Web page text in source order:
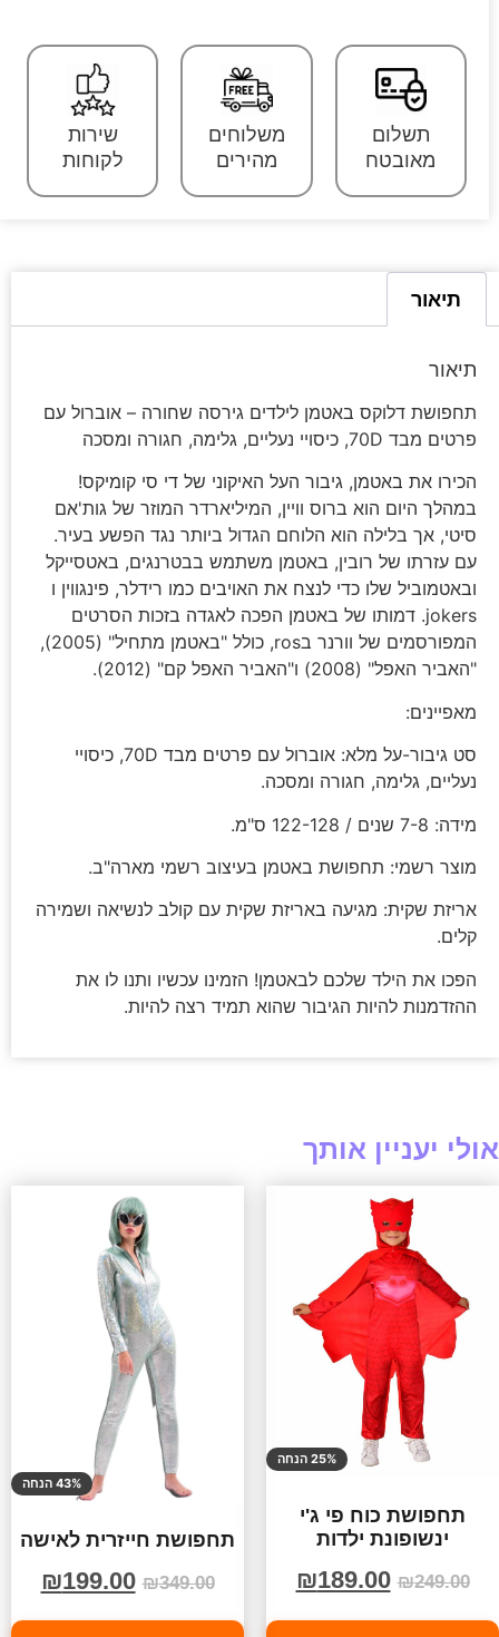
תשלום
מאובטח
משלוחים
מהירים
שירות
לקוחות
תיאור
תיאור
תחפושת דלוקס באטמן לילדים גירסה שחורה – אוברול עם
פרטים מבד 70D, כיסויי נעליים, גלימה, חגורה ומסכה
הכירו את באטמן, גיבור העל האיקוני של די סי קומיקס!
במהלך היום הוא ברוס וויין, המיליארדר המוזר של גות'אם
סיטי, אך בלילה הוא הלוחם הגדול ביותר נגד הפשע בעיר.
עם עזרתו של רובין, באטמן משתמש בבטרנגים, באטסייקל
ובאטמוביל שלו כדי לנצח את האויבים כמו רידלר, פינגווין ו
jokers. דמותו של באטמן הפכה לאגדה בזכות הסרטים
המפורסמים של וורנר בros, כולל "באטמן מתחיל" (2005),
"האביר האפל" (2008) ו"האביר האפל קם" (2012).
מאפיינים:
סט גיבור-על מלא: אוברול עם פרטים מבד 70D, כיסויי
נעליים, גלימה, חגורה ומסכה.
מידה: 7-8 שנים / 122-128 ס"מ.
מוצר רשמי: תחפושת באטמן בעיצוב רשמי מארה"ב.
אריזת שקית: מגיעה באריזת שקית עם קולב לנשיאה ושמירה
קלים.
הפכו את הילד שלכם לבאטמן! הזמינו עכשיו ותנו לו את
ההזדמנות להיות הגיבור שהוא תמיד רצה להיות.
אולי יעניין אותך
25% הנחה
תחפושת כוח פי ג'י
ינשופונת ילדות
₪249.00
₪189.00
43% הנחה
תחפושת חייזרית לאישה
₪349.00
₪199.00